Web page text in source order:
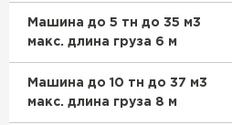
Машина до 5 тн до 35 м3
макс. длина груза 6 м
Машина до 10 тн до 37 м3
макс. длина груза 8 м